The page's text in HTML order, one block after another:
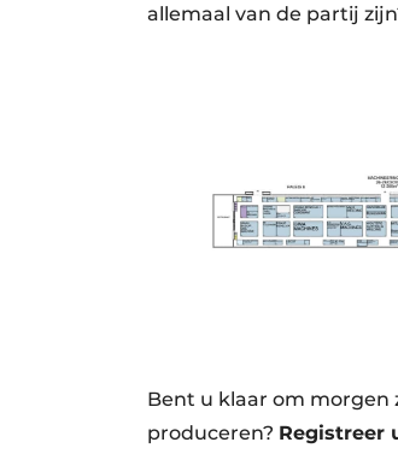
allemaal van de partij
Bent u klaar om morgen
produceren? Registreer